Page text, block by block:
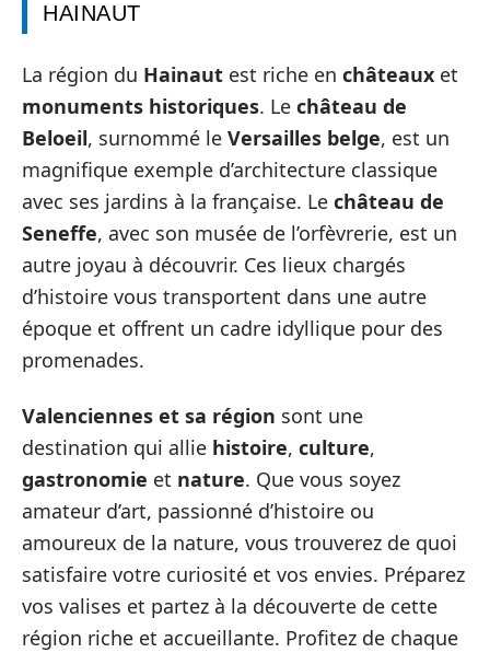
HAINAUT
La région du Hainaut est riche en châteaux et
monuments historiques. Le château de
Beloeil, surnommé le Versailles belge, est un
magnifique exemple d’architecture classique
avec ses jardins à la française. Le château de
Seneffe, avec son musée de l’orfèvrerie, est un
autre joyau à découvrir. Ces lieux chargés
d’histoire vous transportent dans une autre
époque et offrent un cadre idyllique pour des
promenades.
Valenciennes et sa région sont une
destination qui allie histoire, culture,
gastronomie et nature. Que vous soyez
amateur d’art, passionné d’histoire ou
amoureux de la nature, vous trouverez de quoi
satisfaire votre curiosité et vos envies. Préparez
vos valises et partez à la découverte de cette
région riche et accueillante. Profitez de chaque